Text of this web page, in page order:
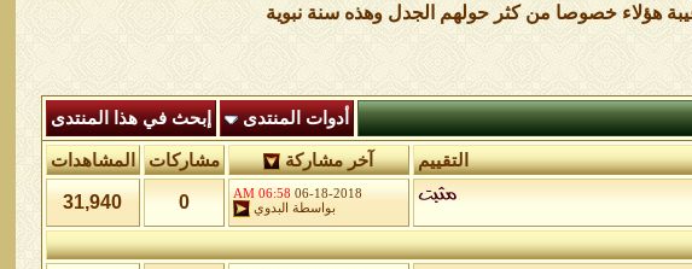
هؤلاء خصوصا من كثر حولهم الجدل وهذه سنة نبوية
أدوات المنتدى إبحث في هذا المنتدى
التقييم آخر مشاركة مشاركات المشاهدات
06-18-2018
06:58 AM
بواسطة
البدوي 0
31,940